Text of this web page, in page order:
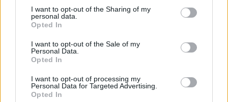
I want to opt-out of the Sharing of my
personal data.
Opted In
I want to opt-out of the Sale of my
Personal Data.
Opted In
I want to opt-out of processing my
Personal Data for Targeted Advertising.
Opted In
25 metų kelionė: kaip
Lietuvos moksleivių krepšinio
lyga augino šalies krepšinį?
Bręsta
NBA
valdžią